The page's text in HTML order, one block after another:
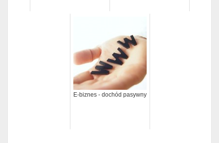
E-biznes - dochód pasywny